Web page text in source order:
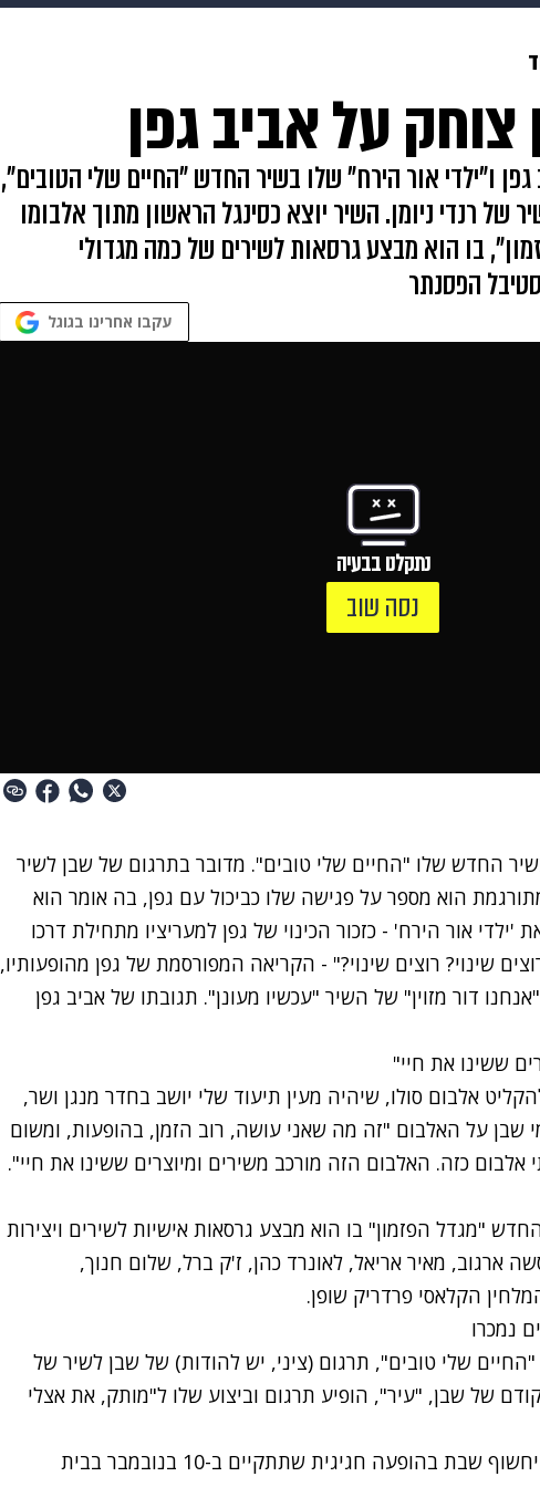
משפט תשעה חודשים מתכונים
על אביב גפן
ו"ילדי אור הירח" שלו בשיר החדש "החיים שלי הטובים",
של רנדי ניומן. השיר יוצא כסינגל הראשון מתוך אלבומו
בו הוא מבצע גרסאות לשירים של כמה מגדולי
הפסנתר
עקבו אחרינו בגוגל
נתקלנו בבעיה
נסה שוב
החדש שלו "החיים שלי טובים". מדובר בתרגום של שבן לשיר
הוא מספר על פגישה שלו כביכול עם גפן, בה אומר הוא
'ילדי אור הירח' - כזכור הכינוי של גפן למעריציו מתחילת דרכו
שינוי? רוצים שינוי?" - הקריאה המפורסמת של גפן מהופעותיו,
דור מזוין" של השיר "עכשיו מעונן". תגובתו של אביב גפן
ששינו את חיי"
אלבום סולו, שיהיה מעין תיעוד שלי יושב בחדר מנגן ושר,
שבן על האלבום "זה מה שאני עושה, רוב הזמן, בהופעות, ומשום
כזה. האלבום הזה מורכב משירים ומיוצרים ששינו את חיי".
"מגדל הפזמון" בו הוא מבצע גרסאות אישיות לשירים ויצירות
ארגוב, מאיר אריאל, לאונרד כהן, ז'ק ברל, שלום חנוך,
הקלאסי פרדריק שופן.
נמכרו
שלי טובים", תרגום (ציני, יש להודות) של שבן לשיר של
של שבן, "עיר", הופיע תרגום וביצוע שלו ל"מותק, את אצלי
את השירים החדשים-ישנים יחשוף שבת בהופעה חגיגית שתתקיים ב-10 בנובמבר בבית